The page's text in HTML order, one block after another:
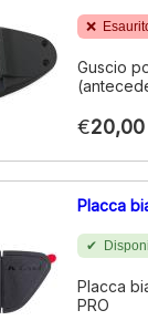
Guscio
€20,00
Placca
Placca
PRO